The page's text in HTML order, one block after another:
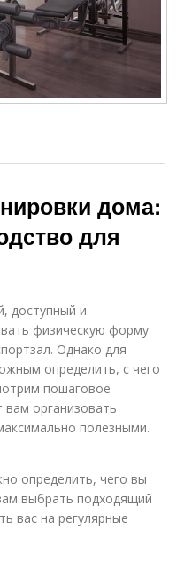
дома:
для
доступный и
физическую форму
Однако для
определить, с чего
пошаговое
организовать
полезными.
определить, чего вы
выбрать подходящий
вас на регулярные